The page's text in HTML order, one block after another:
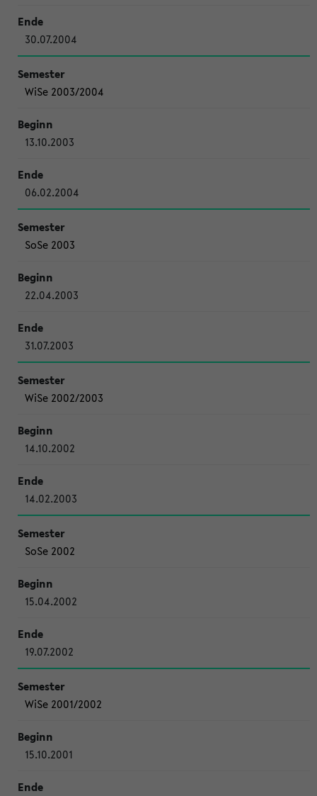
30.07.2004
WiSe 2003/2004
13.10.2003
06.02.2004
SoSe 2003
22.04.2003
31.07.2003
WiSe 2002/2003
14.10.2002
14.02.2003
SoSe 2002
15.04.2002
19.07.2002
WiSe 2001/2002
15.10.2001